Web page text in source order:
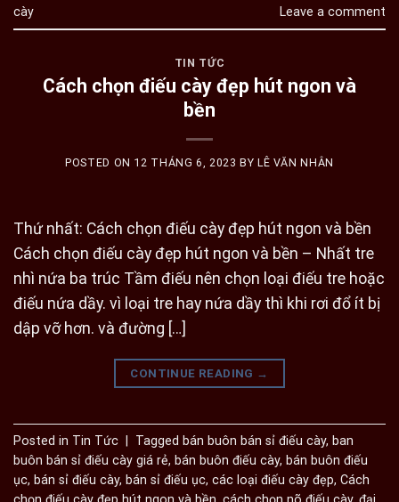
cày
Leave a comment
TIN TỨC
Cách chọn điếu cày đẹp hút ngon và
bền
POSTED ON 12 THÁNG 6, 2023 BY LÊ VĂN NHÂN
Thứ nhất: Cách chọn điếu cày đẹp hút ngon và bền
Cách chọn điếu cày đẹp hút ngon và bền – Nhất tre
nhì nứa ba trúc Tầm điếu nên chọn loại điếu tre hoặc
điếu nứa dầy. vì loại tre hay nứa dầy thì khi rơi đổ ít bị
dập vỡ hơn. và đường […]
CONTINUE READING →
Posted in Tin Tức Tagged bán buôn bán sỉ điếu cày, ban
buôn bán sỉ điếu cày giá rẻ, bán buôn điếu cày, bán buôn điếu
ục, bán sỉ điếu cày, bán sỉ điếu ục, các loại điếu cày đẹp, Cách